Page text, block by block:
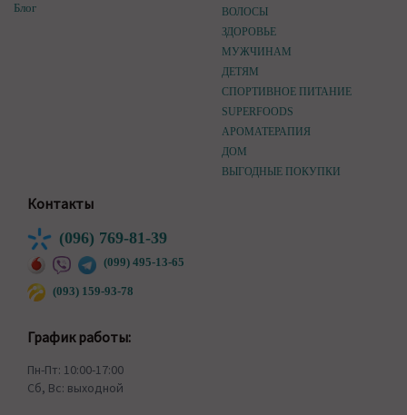
Блог
ВОЛОСЫ
ЗДОРОВЬЕ
МУЖЧИНАМ
ДЕТЯМ
СПОРТИВНОЕ ПИТАНИЕ
SUPERFOODS
АРОМАТЕРАПИЯ
ДОМ
ВЫГОДНЫЕ ПОКУПКИ
Контакты
(096) 769-81-39
(099) 495-13-65
(093) 159-93-78
График работы:
Пн-Пт: 10:00-17:00
Сб, Вс: выходной